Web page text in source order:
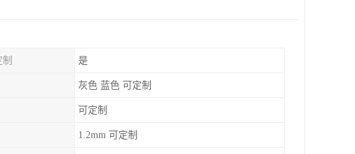
是
灰色 蓝色 可定制
可定制
1.2mm 可定制